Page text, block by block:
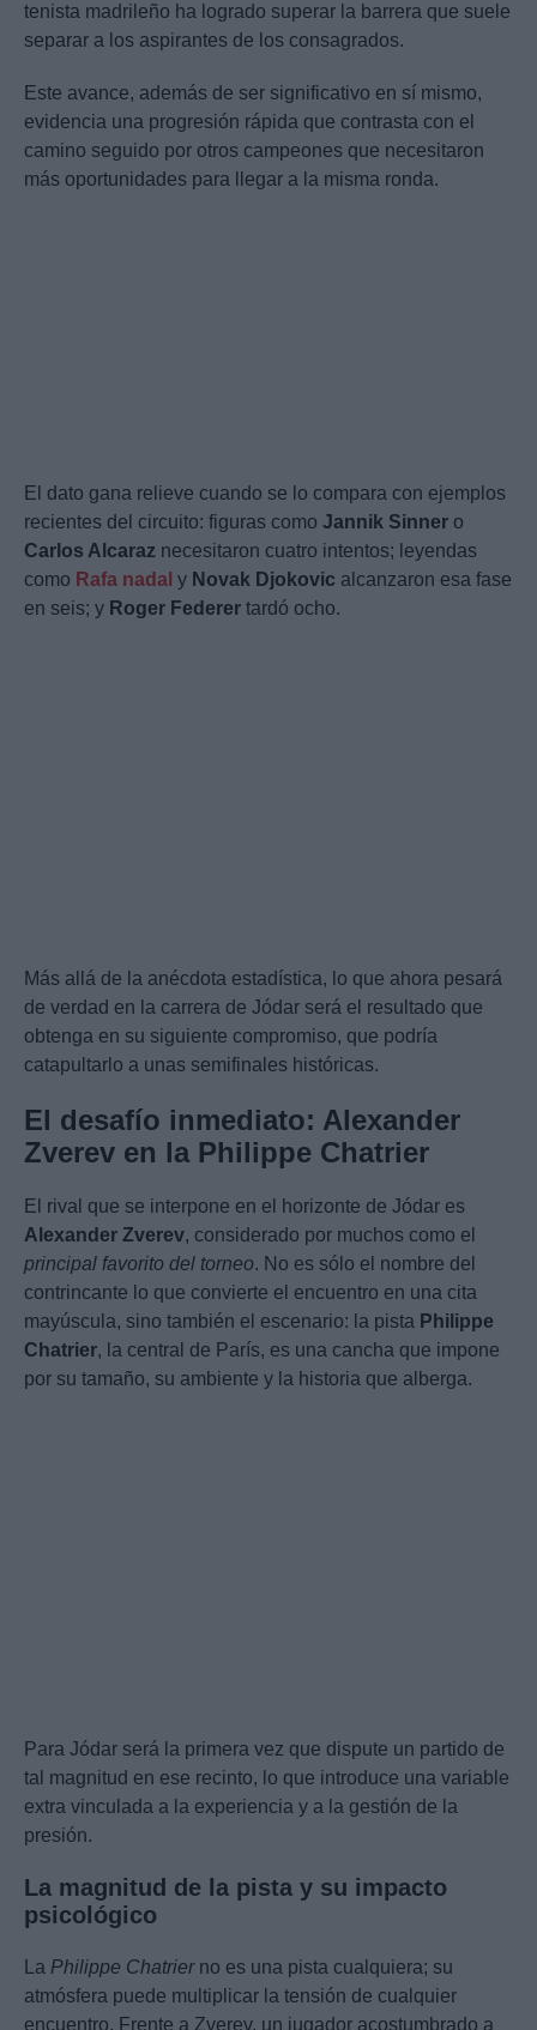
tenista madrileño ha logrado superar la barrera que suele
separar a los aspirantes de los consagrados.
Este avance, además de ser significativo en sí mismo,
evidencia una progresión rápida que contrasta con el
camino seguido por otros campeones que necesitaron
más oportunidades para llegar a la misma ronda.
El dato gana relieve cuando se lo compara con ejemplos
recientes del circuito: figuras como Jannik Sinner o
Carlos Alcaraz necesitaron cuatro intentos; leyendas
como Rafa nadal y Novak Djokovic alcanzaron esa fase
en seis; y Roger Federer tardó ocho.
Más allá de la anécdota estadística, lo que ahora pesará
de verdad en la carrera de Jódar será el resultado que
obtenga en su siguiente compromiso, que podría
catapultarlo a unas semifinales históricas.
El desafío inmediato: Alexander
Zverev en la Philippe Chatrier
El rival que se interpone en el horizonte de Jódar es
Alexander Zverev, considerado por muchos como el
principal favorito del torneo. No es sólo el nombre del
contrincante lo que convierte el encuentro en una cita
mayúscula, sino también el escenario: la pista Philippe
Chatrier, la central de París, es una cancha que impone
por su tamaño, su ambiente y la historia que alberga.
Para Jódar será la primera vez que dispute un partido de
tal magnitud en ese recinto, lo que introduce una variable
extra vinculada a la experiencia y a la gestión de la
presión.
La magnitud de la pista y su impacto
psicológico
La Philippe Chatrierno es una pista cualquiera; su
atmósfera puede multiplicar la tensión de cualquier
encuentro. Frente a Zverev, un jugador acostumbrado a